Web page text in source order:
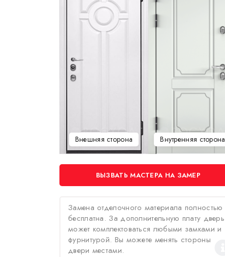
Внешняя сторона Внутренняя сторона
ВЫЗВАТЬ МАСТЕРА НА ЗАМЕР
Замена отделочного материала полностью
бесплатна. За дополнительную плату дверь
может комплектоваться любыми замками и
фурнитурой. Вы можете менять стороны
двери местами.